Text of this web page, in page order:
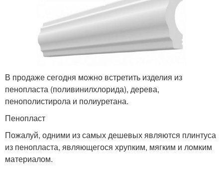
В продаже сегодня можно встретить изделия из
пенопласта (поливинилхлорида), дерева,
пенополистирола и полиуретана.
Пенопласт
Пожалуй, одними из самых дешевых являются плинтуса
из пенопласта, являющегося хрупким, мягким и ломким
материалом.